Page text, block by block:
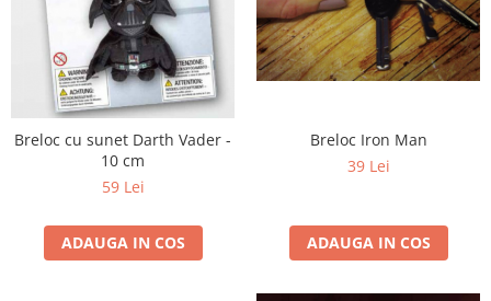
Breloc cu sunet Darth Vader -
10 cm
59 Lei
ADAUGA IN COS
Breloc Iron Man
39 Lei
ADAUGA IN COS